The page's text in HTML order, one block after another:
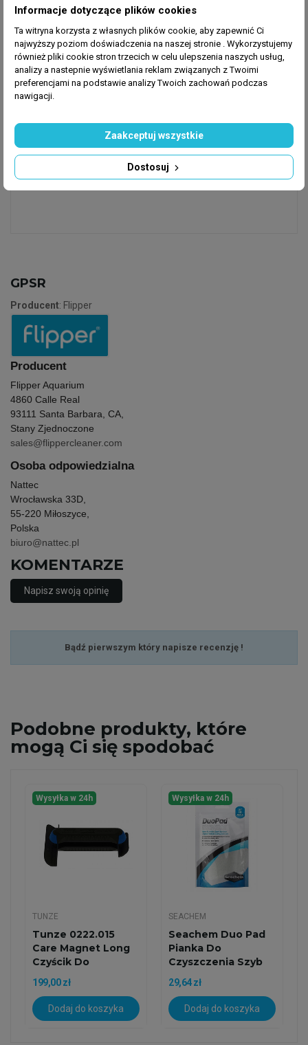
zbiorniku.
Jego wyjątkowa konstrukcja prawie całkowicie
eliminuje możliwość zatrzymywania cząstek piasku.
Dzięki wyjątkowo niskiemu profilowi i jedynej na rynku
konstrukcji 2in1 pozwala na wyczyszczenie
możliwości uszkodzenia lub porysowania jej.
Wymiary 12,7x6,4x 1,5 cm (część wewnętrzna)
10x5x2,8 cm (część zewnętrzna)
GPSR
Producent: Flipper
Producent
Flipper Aquarium
4860 Calle Real
93111 Santa Barbara, CA,
Stany Zjednoczone
sales@flippercleaner.com
Osoba odpowiedzialna
Nattec
Wrocławska 33D,
55-220 Miłoszyce,
Polska
biuro@nattec.pl
KOMENTARZE
Napisz swoją opinię
Bądź pierwszym który napisze recenzję !
Podobne produkty, które
mogą Ci się spodobać
Wysyłka w 24h
TUNZE
Tunze 0222.015
Care Magnet Long
Czyścik Do
Akwarium Z...
199,00 zł
Dodaj do koszyka
Wysyłka w 24h
SEACHEM
Seachem Duo Pad
Pianka Do
Czyszczenia Szyb
29,64 zł
Dodaj do koszyka
Informacje dotyczące plików cookies
Ta witryna korzysta z własnych plików cookie, aby zapewnić Ci
najwyższy poziom doświadczenia na naszej stronie . Wykorzystujemy
również pliki cookie stron trzecich w celu ulepszenia naszych usług,
analizy a nastepnie wyświetlania reklam związanych z Twoimi
preferencjami na podstawie analizy Twoich zachowań podczas
nawigacji.
Dostosuj
Zaakceptuj wszystkie